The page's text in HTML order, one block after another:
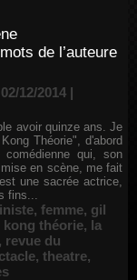
de l’auteure
12/2014 |
avoir quinze ans. Je
Théorie", d'abord
qui, son
en scène, me fait
une sacrée actrice,
fins...
, femme, gil
kong théorie, la
, revue du
, theatre,